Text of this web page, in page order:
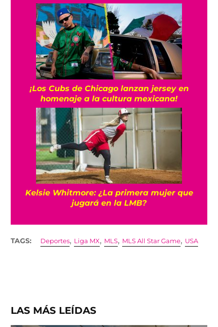
¡Los Cubs de Chicago lanzan jersey en
homenaje a la cultura mexicana!
Kelsie Whitmore: ¿La primera mujer que
jugará en la LMB?
TAGS: Deportes, Liga MX, MLS, MLS All Star Game, USA
LAS MÁS LEÍDAS